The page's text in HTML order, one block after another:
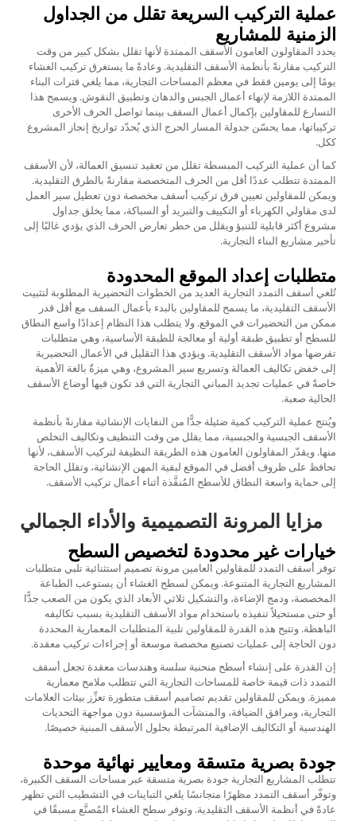
عملية التركيب السريعة تقلل من الجداول
الزمنية للمشاريع
يحدد المقاولون العامون الأسقف الممتدة لأنها تقلل بشكل كبير من وقت
التركيب مقارنةً بأنظمة الأسقف التقليدية. وعادةً ما يستغرق تركيب الغشاء
يومًا إلى يومين فقط في معظم المساحات التجارية، مما يلغي فترات البناء
الممتدة اللازمة لإنهاء أعمال الجبس والدهان وتطبيق النقوش. ويسمح هذا
التسارع للمقاولين بإكمال أعمال السقف بينما تواصل الحرف الأخرى
تركيباتها، مما يحسّن جدولة المسار الحرج الذي يُحدّد تواريخ إنجاز المشروع
ككل.
كما أن عملية التركيب المبسطة تقلل من تعقيد تنسيق العمالة، لأن الأسقف
الممتدة تتطلب عددًا أقل من الحرف المتخصصة مقارنةً بالطرق التقليدية.
ويمكن للمقاولين تعيين فرق تركيب أسقف مخصصة دون تعطيل سير العمل
لدى مقاولي الكهرباء أو التكييف والتبريد أو السباكة، مما يخلق جداول
مشروع أكثر قابلية للتنبؤ ويقلل من خطر تعارض الحرف الذي يؤدي غالبًا إلى
تأخير مشاريع البناء التجارية.
متطلبات إعداد الموقع المحدودة
تُلغي أسقف التمدد التجارية العديد من الخطوات التحضيرية المطلوبة لتثبيت
الأسقف التقليدية، ما يسمح للمقاولين بالبدء بأعمال السقف مع أقل قدر
ممكن من التحضيرات في الموقع. ولا يتطلب هذا النظام إعدادًا واسع النطاق
للسطح أو تطبيق طبقة أولية أو معالجة للطبقة الأساسية، وهي متطلبات
تفرضها مواد الأسقف التقليدية. ويؤدي هذا التقليل في الأعمال التحضيرية
إلى خفض تكاليف العمالة وتسريع سير المشروع، وهي ميزةٌ بالغة الأهمية
خاصةً في عمليات تجديد المباني التجارية التي قد تكون فيها أوضاع الأسقف
الحالية صعبة.
ويُنتج عملية التركيب كمية ضئيلة جدًّا من النفايات الإنشائية مقارنةً بأنظمة
الأسقف الجبسية والجبسية، مما يقلل من وقت التنظيف وتكاليف التخلص
منها. ويقدّر المقاولون العامون هذه الطريقة النظيفة لتركيب الأسقف، لأنها
تحافظ على ظروف أفضل في الموقع لبقية المهن الإنشائية، وتقلل الحاجة
إلى حماية واسعة النطاق للأسطح المُنفَّذة أثناء أعمال تركيب الأسقف.
مزايا المرونة التصميمية والأداء الجمالي
خيارات غير محدودة لتخصيص السطح
توفر أسقف التمدد للمقاولين العامين مرونة تصميم استثنائية تلبي متطلبات
المشاريع التجارية المتنوعة. ويمكن لسطح الغشاء أن يستوعب الطباعة
المخصصة، ودمج الإضاءة، والتشكيل ثلاثي الأبعاد الذي يكون من الصعب جدًّا
أو حتى مستحيلاً تنفيذه باستخدام مواد الأسقف التقليدية بسبب تكاليفه
الباهظة. وتتيح هذه القدرة للمقاولين تلبية المتطلبات المعمارية المحددة
دون الحاجة إلى عمليات تصنيع مخصصة موسعة أو إجراءات تركيب معقدة.
إن القدرة على إنشاء أسطح منحنية سلسة وهندسات معقدة تجعل أسقف
التمدد ذات قيمة خاصة للمساحات التجارية التي تتطلب ملامح معمارية
مميزة. ويمكن للمقاولين تقديم تصاميم أسقف متطورة تعزِّز بيئات العلامات
التجارية، ومرافق الضيافة، والمنشآت المؤسسية دون مواجهة التحديات
الهندسية أو التكاليف الإضافية المرتبطة بحلول الأسقف المبنية خصيصًا.
جودة بصرية متسقة ومعايير نهائية موحدة
تتطلب المشاريع التجارية جودة بصرية متسقة عبر مساحات السقف الكبيرة،
وتوفّر أسقف التمدد مظهرًا متجانسًا يلغي التباينات في التشطيب التي تظهر
عادةً في أنظمة الأسقف التقليدية. وتوفر سطح الغشاء المُصنَّع مسبقًا في